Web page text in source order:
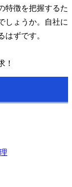
特徴を把握するた
しょうか。自社に
はずです。
！